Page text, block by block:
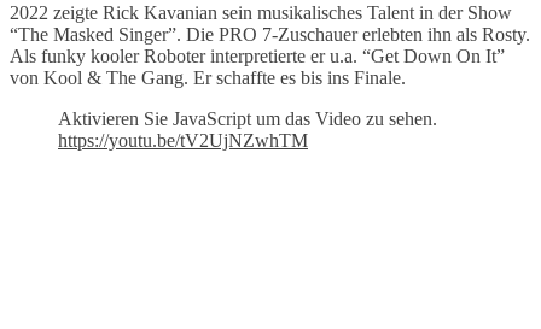
2022 zeigte Rick Kavanian sein musikalisches Talent in der Show
“The Masked Singer”. Die PRO 7-Zuschauer erlebten ihn als Rosty.
Als funky kooler Roboter interpretierte er u.a. “Get Down On It”
von Kool & The Gang. Er schaffte es bis ins Finale.
Aktivieren Sie JavaScript um das Video zu sehen.
https://youtu.be/tV2UjNZwhTM